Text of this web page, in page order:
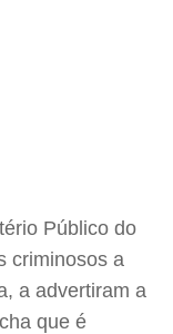
Público do
criminosos a
a advertiram a
que é